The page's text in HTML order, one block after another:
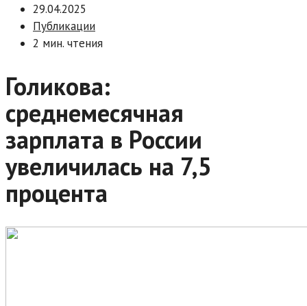
29.04.2025
Публикации
2 мин. чтения
Голикова:
среднемесячная
зарплата в России
увеличилась на 7,5
процента